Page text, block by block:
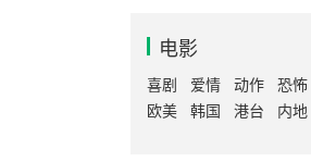
电影
喜剧 爱情 动作 恐怖
欧美
韩国 港台 内地